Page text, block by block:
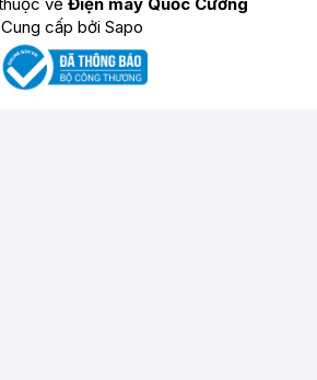
về Điện máy Quốc Cường
Cung cấp bởi Sapo